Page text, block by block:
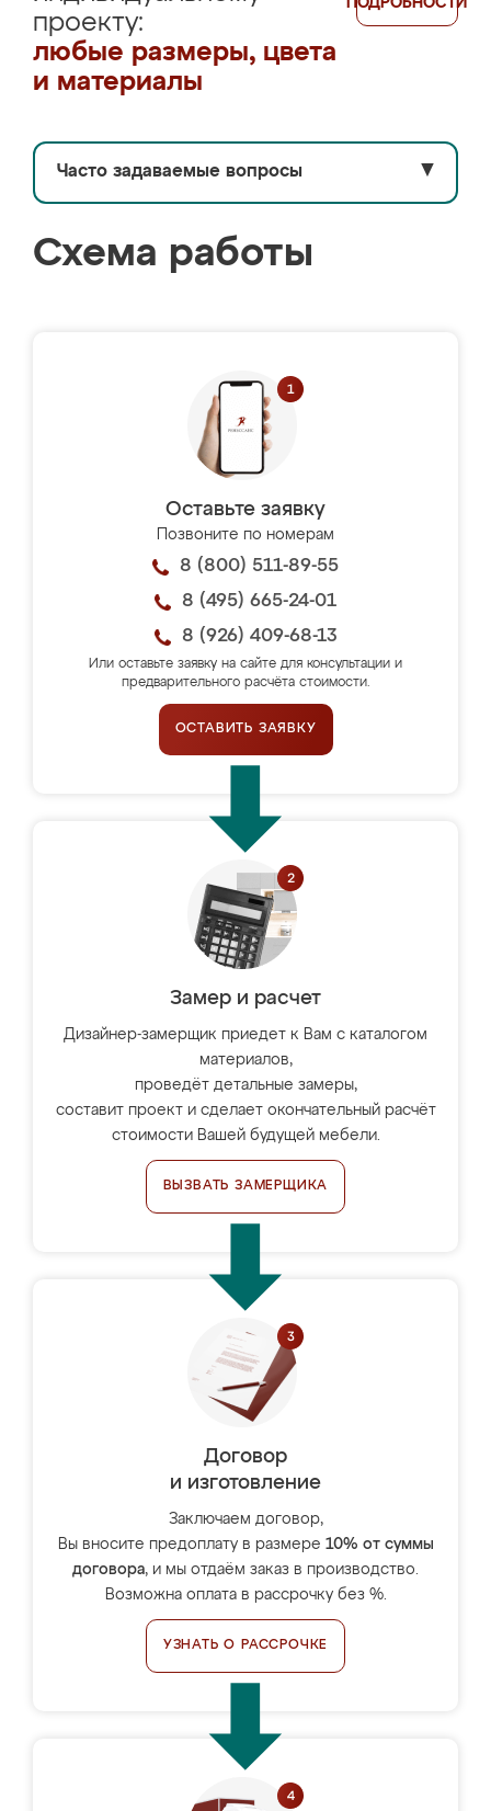
проекту:
любые размеры, цвета
и материалы
ПОДРОБНОСТИ
Часто задаваемые вопросы ▼
Схема работы
Оставьте заявку
Позвоните по номерам
8 (800) 511-89-55
8 (495) 665-24-01
8 (926) 409-68-13
Или оставьте заявку на сайте для консультации и
предварительного расчёта стоимости.
ОСТАВИТЬ ЗАЯВКУ
Замер и расчет
Дизайнер-замерщик приедет к Вам с каталогом
материалов,
проведёт детальные замеры,
составит проект и сделает окончательный расчёт
стоимости Вашей будущей мебели.
ВЫЗВАТЬ ЗАМЕРЩИКА
Договор
и изготовление
Заключаем договор,
Вы вносите предоплату в размере 10% от суммы
договора, и мы отдаём заказ в производство.
Возможна оплата в рассрочку без %.
УЗНАТЬ О РАССРОЧКЕ